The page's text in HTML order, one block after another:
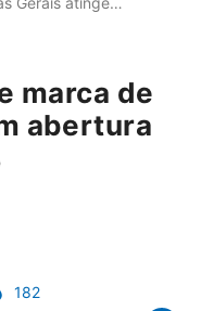
marca de
abertura
182